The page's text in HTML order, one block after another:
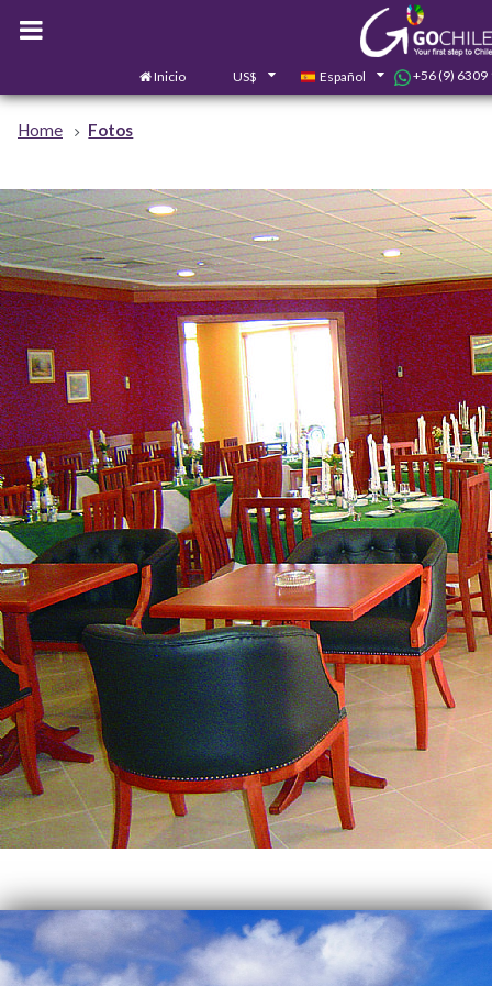
Inicio US$ Español +56 (9) 6309
Home Fotos